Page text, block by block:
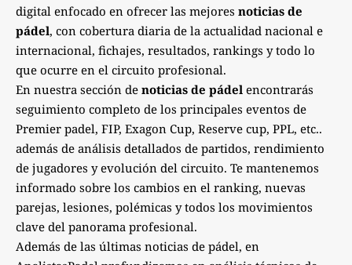
digital enfocado en ofrecer las mejores noticias de
pádel, con cobertura diaria de la actualidad nacional e
internacional, fichajes, resultados, rankings y todo lo
que ocurre en el circuito profesional.
En nuestra sección de noticias de pádel encontrarás
seguimiento completo de los principales eventos de
Premier padel, FIP, Exagon Cup, Reserve cup, PPL, etc..
además de análisis detallados de partidos, rendimiento
de jugadores y evolución del circuito. Te mantenemos
informado sobre los cambios en el ranking, nuevas
parejas, lesiones, polémicas y todos los movimientos
clave del panorama profesional.
Además de las últimas noticias de pádel, en